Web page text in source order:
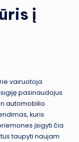
į
vairuotoja
pasinaudojus
automobilio
kuris
įsigyti čia
taupyti naujam